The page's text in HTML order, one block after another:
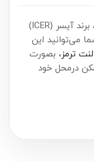
750، برند آیسر (ICER)
می‌توانید این
ترمز، بصورت
درمحل خود